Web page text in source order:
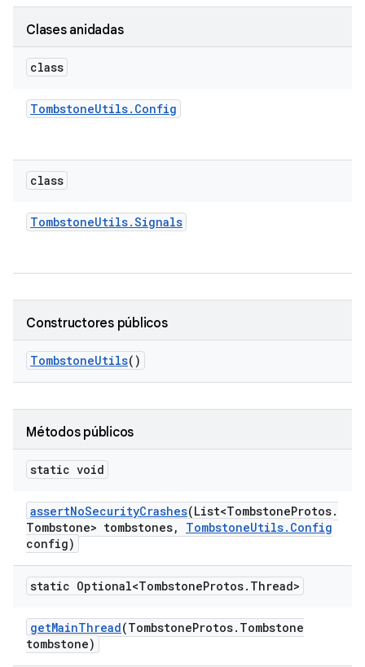
Clases anidadas
class
TombstoneUtils. Config
class
TombstoneUtils.Signals
Constructores públicos
TombstoneUtils()
Métodos públicos
static void
assertNoSecurityCrashes(List<TombstoneProtos.
Tombstone> tombstones, TombstoneUtils. Config
config)
static Optional<TombstoneProtos. Thread>
getMainThread(TombstoneProtos. Tombstone
tombstone)